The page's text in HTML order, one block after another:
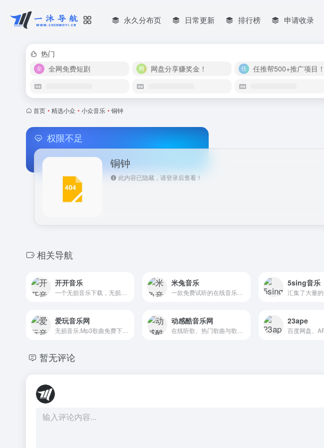
永久分布页 日常更新 排行榜 申请收录
热门
全网免费短剧
网盘分享赚奖金！ 任推帮500+推广项目！
首页 • 精选小众 • 小众音乐 • 铜钟
权限不足
铜钟
此内容已隐藏，请登录后查看！
相关导航
开开音乐 米兔音乐
一款免费试听的在线音乐播放器，我们还提供高品质Mp3、FLAC、WAV等格式下载。
5sing音乐
爱玩音乐网 动感酷音乐网 23ape
暂无评论